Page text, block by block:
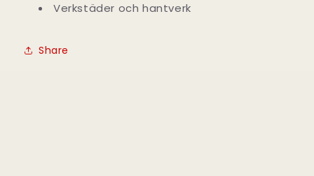
Verkstäder och hantverk
Share